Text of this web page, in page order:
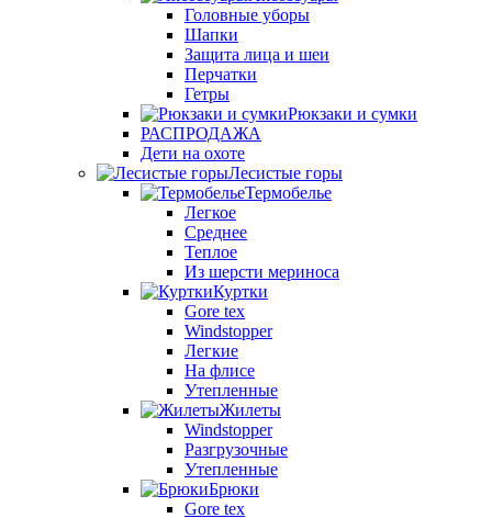
Головные уборы
Шапки
Защита лица и шеи
Перчатки
Гетры
Рюкзаки и сумки
РАСПРОДАЖА
Дети на охоте
Лесистые горы
Термобелье
Легкое
Среднее
Теплое
Из шерсти мериноса
Куртки
Gore tex
Windstopper
Легкие
На флисе
Утепленные
Жилеты
Windstopper
Разгрузочные
Утепленные
Брюки
Gore tex